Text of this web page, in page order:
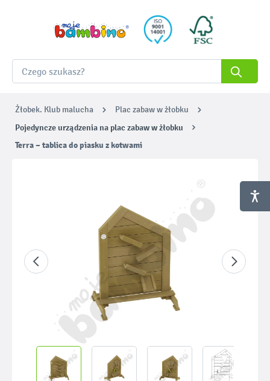
Żłobek. Klub malucha Plac zabaw w żłobku
Pojedyncze urządzenia na plac zabaw w żłobku
Terra – tablica do piasku z kotwami